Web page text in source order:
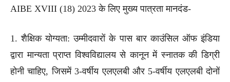
AIBE XVIII (18) 2023 के लिए मुख्य पात्रता मानदंड-
1. शैक्षिक योग्यता: उम्मीदवारों के पास बार काउंसिल ऑफ इंडिया
द्वारा मान्यता प्राप्त विश्वविद्यालय से कानून में स्नातक की डिग्री
होनी चाहिए, जिसमें 3-वर्षीय एलएलबी और 5-वर्षीय एलएलबी दोनों